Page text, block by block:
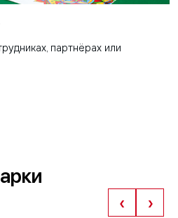
партнёрах или
‹ ›